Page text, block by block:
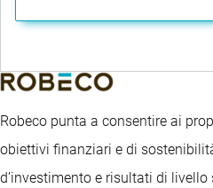
Robeco punta a consentire ai
obiettivi finanziari e di
d’investimento e risultati di livello